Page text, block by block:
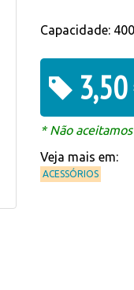
Capacidade:
* Não
Veja mais em:
ACESSÓRIOS